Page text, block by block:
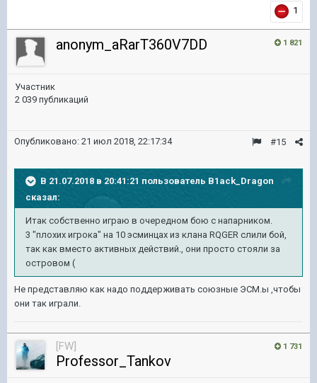
1
1 821
anonym_aRarT360V7DD
Участник
2 039 публикаций
#15
Опубликовано: 21 июл 2018, 22:17:34
В 21.07.2018 в 20:41:21 пользователь B1ack_Dragon
сказал:
Итак собственно играю в очередном бою с напарником.
3 "плохих игрока" на 10 эсминцах из клана RQGER слили бой,
так как вместо активных действий., они просто стояли за
островом (
Не представляю как надо поддерживать союзные ЭСМ.ы ,чтобы
они так играли.
1 731
[FW]
Professor_Tankov